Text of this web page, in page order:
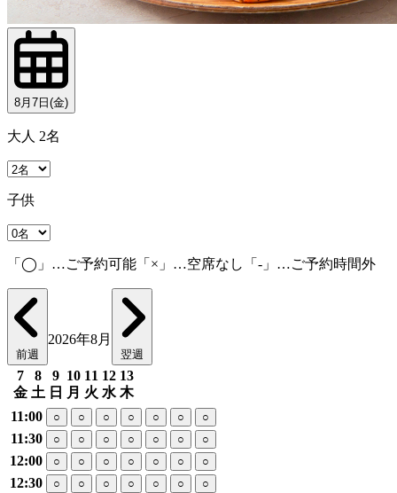
8月7日(金)
大人 2名
子供
「◯」…ご予約可能「×」…空席なし「-」…ご予約時間外
前週
2026年8月
翌週
7
金
8
土
9
日
10
月
11
火
12
水
13
木
11:00
○ ○ ○ ○ ○ ○ ○
11:30 ○ ○ ○ ○ ○ ○ ○
12:00 ○ ○ ○ ○ ○ ○ ○
12:30 ○ ○ ○ ○ ○ ○ ○